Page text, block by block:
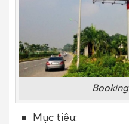
Mục tiêu: